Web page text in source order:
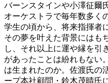
バーンスタインや小澤征爾
オーケストラで毎年数多く
学生の頃から、将来指揮者
その夢を叶えた背景にはも
し、それ以上に運や縁を引
があったことは紛れもない
は生まれたのか。佐渡氏の
ープ本社顧問・鈴木茂晴氏